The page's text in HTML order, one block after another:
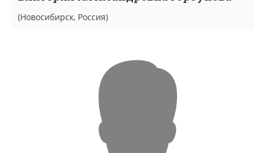
(Новосибирск, Россия)